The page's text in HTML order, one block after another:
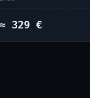
≈ 329 €